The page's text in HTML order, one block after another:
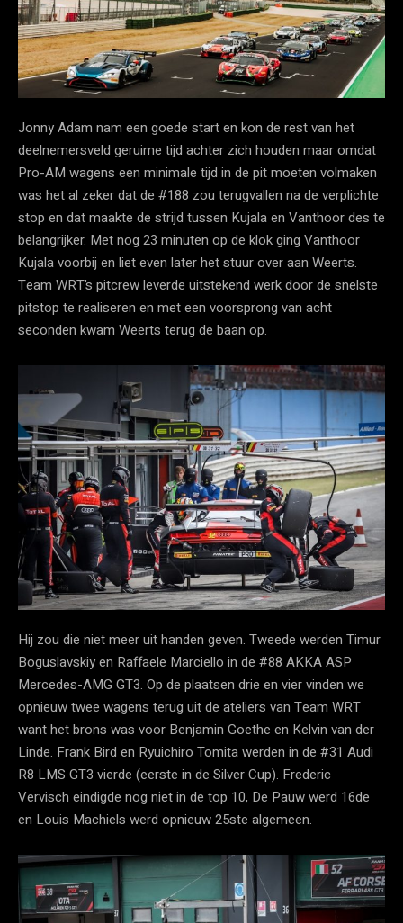
Jonny Adam nam een goede start en kon de rest van het
deelnemersveld geruime tijd achter zich houden maar omdat
Pro-AM wagens een minimale tijd in de pit moeten volmaken
was het al zeker dat de #188 zou terugvallen na de verplichte
stop en dat maakte de strijd tussen Kujala en Vanthoor des te
belangrijker. Met nog 23 minuten op de klok ging Vanthoor
Kujala voorbij en liet even later het stuur over aan Weerts.
Team WRT’s pitcrew leverde uitstekend werk door de snelste
pitstop te realiseren en met een voorsprong van acht
seconden kwam Weerts terug de baan op.
Hij zou die niet meer uit handen geven. Tweede werden Timur
Boguslavskiy en Raffaele Marciello in de #88 AKKA ASP
Mercedes-AMG GT3. Op de plaatsen drie en vier vinden we
opnieuw twee wagens terug uit de ateliers van Team WRT
want het brons was voor Benjamin Goethe en Kelvin van der
Linde. Frank Bird en Ryuichiro Tomita werden in de #31 Audi
R8 LMS GT3 vierde (eerste in de Silver Cup). Frederic
Vervisch eindigde nog niet in de top 10, De Pauw werd 16de
en Louis Machiels werd opnieuw 25ste algemeen.